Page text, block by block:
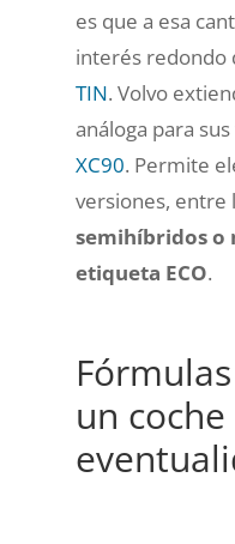
es que a esa
interés redondo
TIN. Volvo
análoga para
XC90. Permite
versiones, entre
semihíbridos o
etiqueta ECO.
un